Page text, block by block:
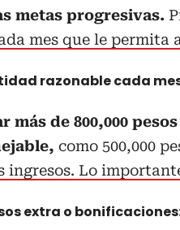
metas progresivas.
mes que le permita
razonable cada
más de 800,000
como 500,000
ingresos. Lo
extra o